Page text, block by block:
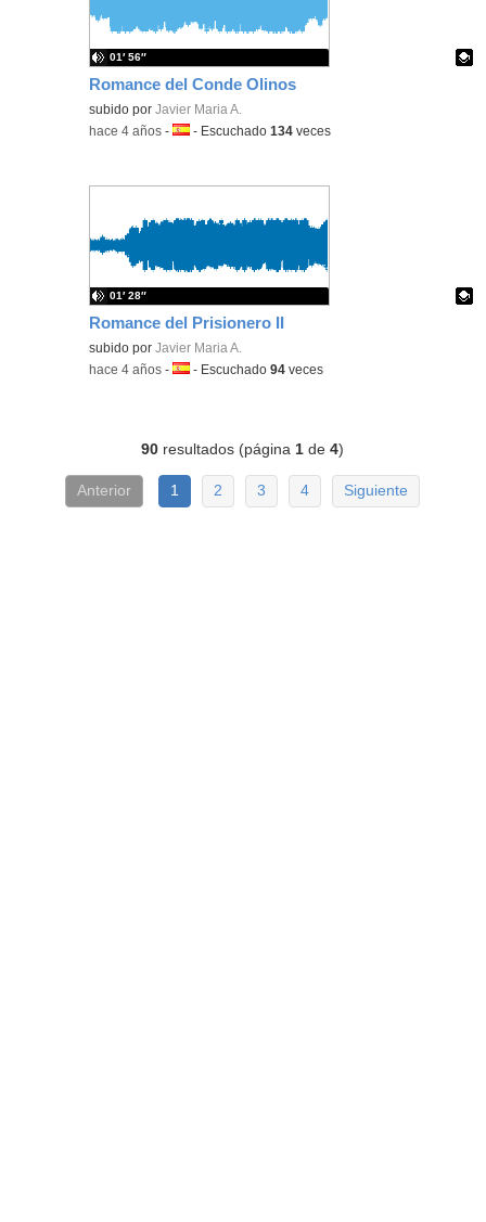
Romance del Conde Olinos
Contenido educativo.
subido porJavier Maria A.
01′ 56″
-hace 4 años -Idioma:
- Escuchado134 veces
Romance del Prisionero II
Contenido educativo.
subido porJavier Maria A.
01′ 28″
-hace 4 años -Idioma:
- Escuchado94 veces
90 resultados (página 1 de4)
Anterior 1 2 3 4 Siguiente